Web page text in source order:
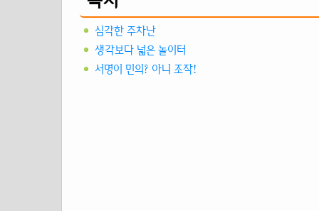
심각한 주차난
생각보다 넓은 놀이터
서명이 민의? 아니 조작!